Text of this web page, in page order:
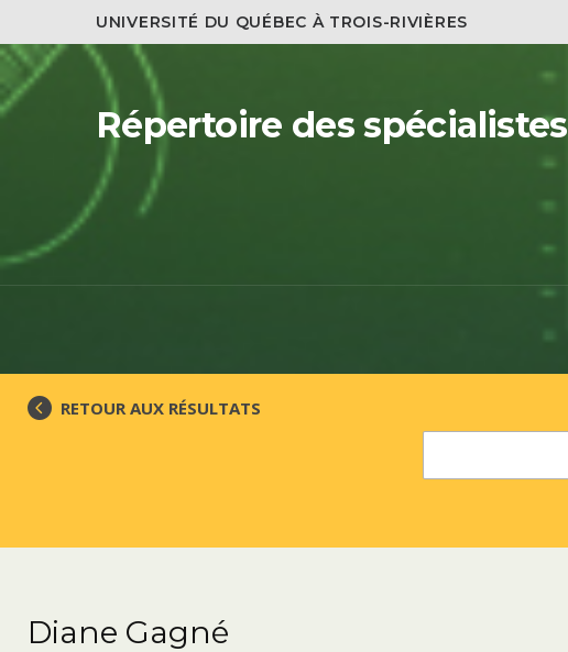
UNIVERSITÉ DU QUÉBEC À TROIS-RIVIÈRES
Répertoire des spécialistes
RETOUR AUX RÉSULTATS
Diane Gagné